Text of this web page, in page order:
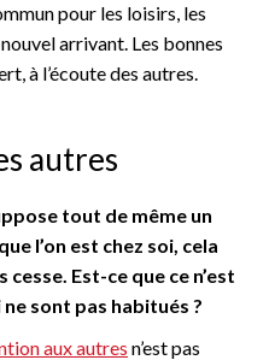
pour les loisirs, les
arrivant. Les bonnes
à l’écoute des autres.
autres
tout de même un
l’on est chez soi, cela
Est-ce que ce n’est
sont pas habitués ?
aux autres n’est pas